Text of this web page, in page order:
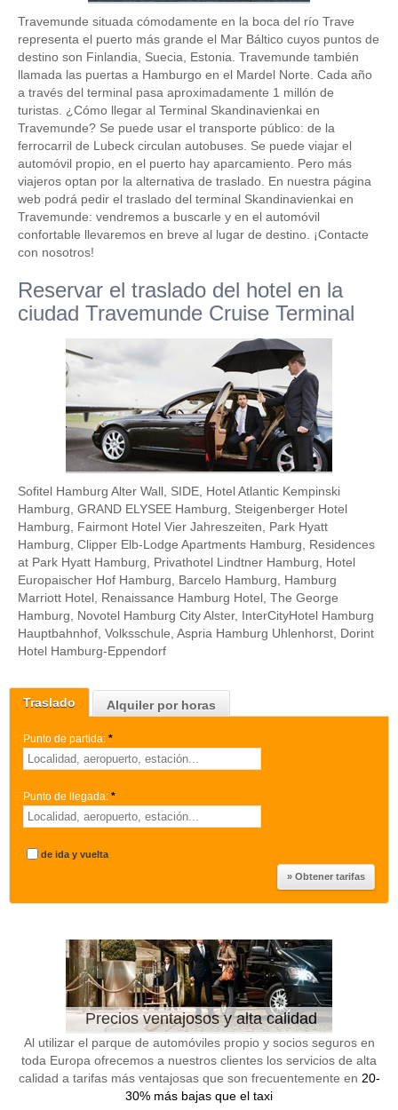
Traslado Alquiler por horas
Punto de partida: *
Punto de llegada: *
de ida y vuelta
Precios ventajosos y alta calidad
Al utilizar el parque de automóviles propio y socios seguros en
toda Europa ofrecemos a nuestros clientes los servicios de alta
calidad a tarifas más ventajosas que son frecuentemente en 20-
30% más bajas que el taxi
Travemunde situada cómodamente en la boca del río Trave
representa el puerto más grande el Mar Báltico cuyos puntos de
destino son Finlandia, Suecia, Estonia. Travemunde también
llamada las puertas a Hamburgo en el Mardel Norte. Cada año
a través del terminal pasa aproximadamente 1 millón de
turistas. ¿Cómo llegar al Terminal Skandinavienkai en
Travemunde? Se puede usar el transporte público: de la
ferrocarril de Lubeck circulan autobuses. Se puede viajar el
automóvil propio, en el puerto hay aparcamiento. Pero más
viajeros optan por la alternativa de traslado. En nuestra página
web podrá pedir el traslado del terminal Skandinavienkai en
Travemunde: vendremos a buscarle y en el automóvil
confortable llevaremos en breve al lugar de destino. ¡Contacte
con nosotros!
Reservar el traslado del hotel en la
ciudad Travemunde Cruise Terminal
Sofitel Hamburg Alter Wall, SIDE, Hotel Atlantic Kempinski
Hamburg, GRAND ELYSEE Hamburg, Steigenberger Hotel
Hamburg, Fairmont Hotel Vier Jahreszeiten, Park Hyatt
Hamburg, Clipper Elb-Lodge Apartments Hamburg, Residences
at Park Hyatt Hamburg, Privathotel Lindtner Hamburg, Hotel
Europaischer Hof Hamburg, Barcelo Hamburg, Hamburg
Marriott Hotel, Renaissance Hamburg Hotel, The George
Hamburg, Novotel Hamburg City Alster, InterCityHotel Hamburg
Hauptbahnhof, Volksschule, Aspria Hamburg Uhlenhorst, Dorint
Hotel Hamburg-Eppendorf